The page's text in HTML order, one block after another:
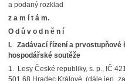
a podaný rozklad
z a m í t á m.
O d ů v o d n ě n í
I. Zadávací řízení a prvostupňové
hospodářské soutěže
1. Lesy České republiky, s. p., IČ
501 68 Hradec Králové, (dále jen